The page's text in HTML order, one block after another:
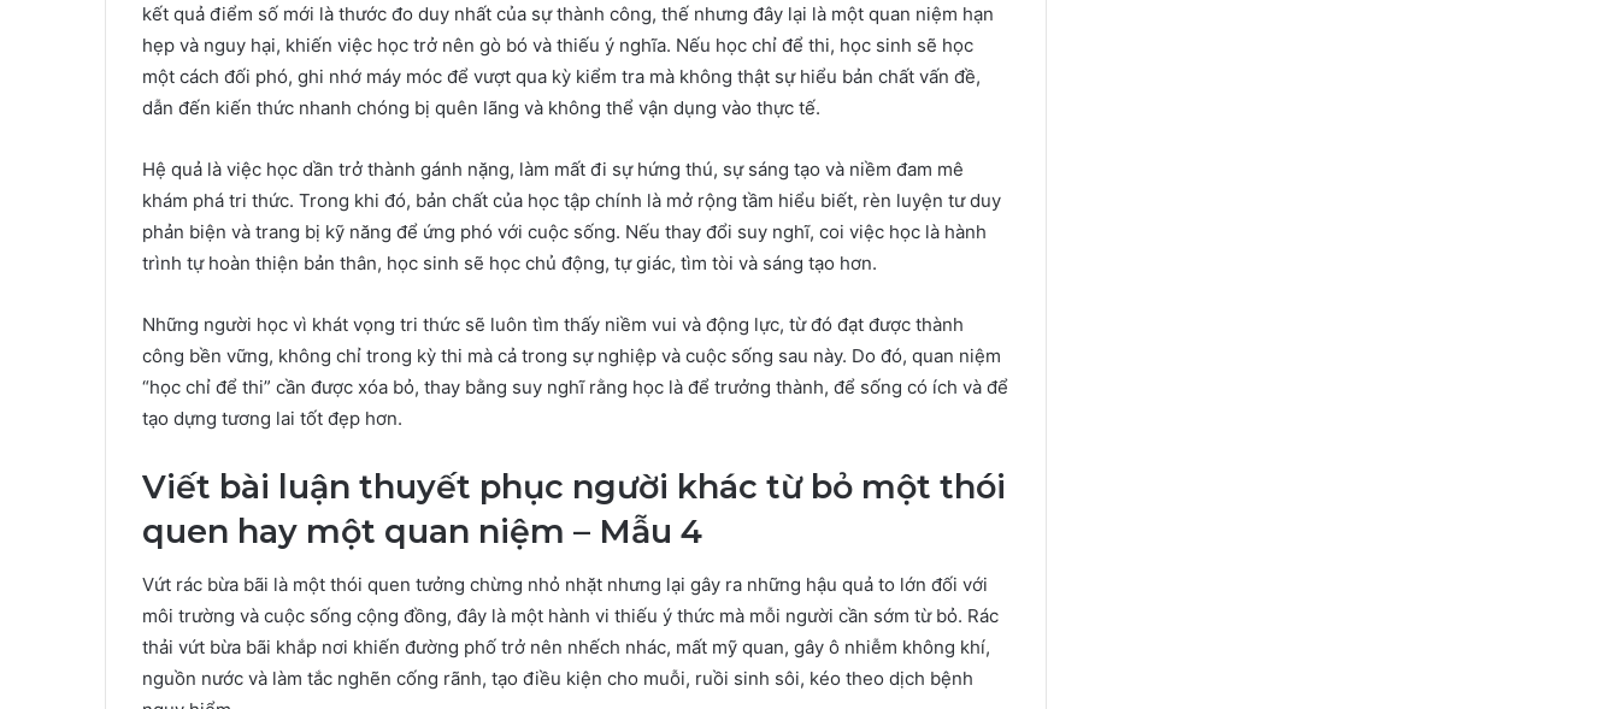
kết quả điểm số mới là thước đo duy nhất của sự thành công, thế nhưng đây lại là một quan niệm hạn
hẹp và nguy hại, khiến việc học trở nên gò bó và thiếu ý nghĩa. Nếu học chỉ để thi, học sinh sẽ học
một cách đối phó, ghi nhớ máy móc để vượt qua kỳ kiểm tra mà không thật sự hiểu bản chất vấn đề,
dẫn đến kiến thức nhanh chóng bị quên lãng và không thể vận dụng vào thực tế.
Hệ quả là việc học dần trở thành gánh nặng, làm mất đi sự hứng thú, sự sáng tạo và niềm đam mê
khám phá tri thức. Trong khi đó, bản chất của học tập chính là mở rộng tầm hiểu biết, rèn luyện tư duy
phản biện và trang bị kỹ năng để ứng phó với cuộc sống. Nếu thay đổi suy nghĩ, coi việc học là hành
trình tự hoàn thiện bản thân, học sinh sẽ học chủ động, tự giác, tìm tòi và sáng tạo hơn.
Những người học vì khát vọng tri thức sẽ luôn tìm thấy niềm vui và động lực, từ đó đạt được thành
công bền vững, không chỉ trong kỳ thi mà cả trong sự nghiệp và cuộc sống sau này. Do đó, quan niệm
“học chỉ để thi” cần được xóa bỏ, thay bằng suy nghĩ rằng học là để trưởng thành, để sống có ích và để
tạo dựng tương lai tốt đẹp hơn.
Viết bài luận thuyết phục người khác từ bỏ một thói
quen hay một quan niệm – Mẫu 4
Vứt rác bừa bãi là một thói quen tưởng chừng nhỏ nhặt nhưng lại gây ra những hậu quả to lớn đối với
môi trường và cuộc sống cộng đồng, đây là một hành vi thiếu ý thức mà mỗi người cần sớm từ bỏ. Rác
thải vứt bừa bãi khắp nơi khiến đường phố trở nên nhếch nhác, mất mỹ quan, gây ô nhiễm không khí,
nguồn nước và làm tắc nghẽn cống rãnh, tạo điều kiện cho muỗi, ruồi sinh sôi, kéo theo dịch bệnh